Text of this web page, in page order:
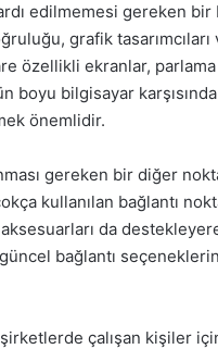
edilmemesi gereken bir
grafik
özellikli ekranlar,
boyu bilgisayar
önemlidir.
gereken bir diğer
kullanılan bağlantı
da
bağlantı
çalışan kişiler